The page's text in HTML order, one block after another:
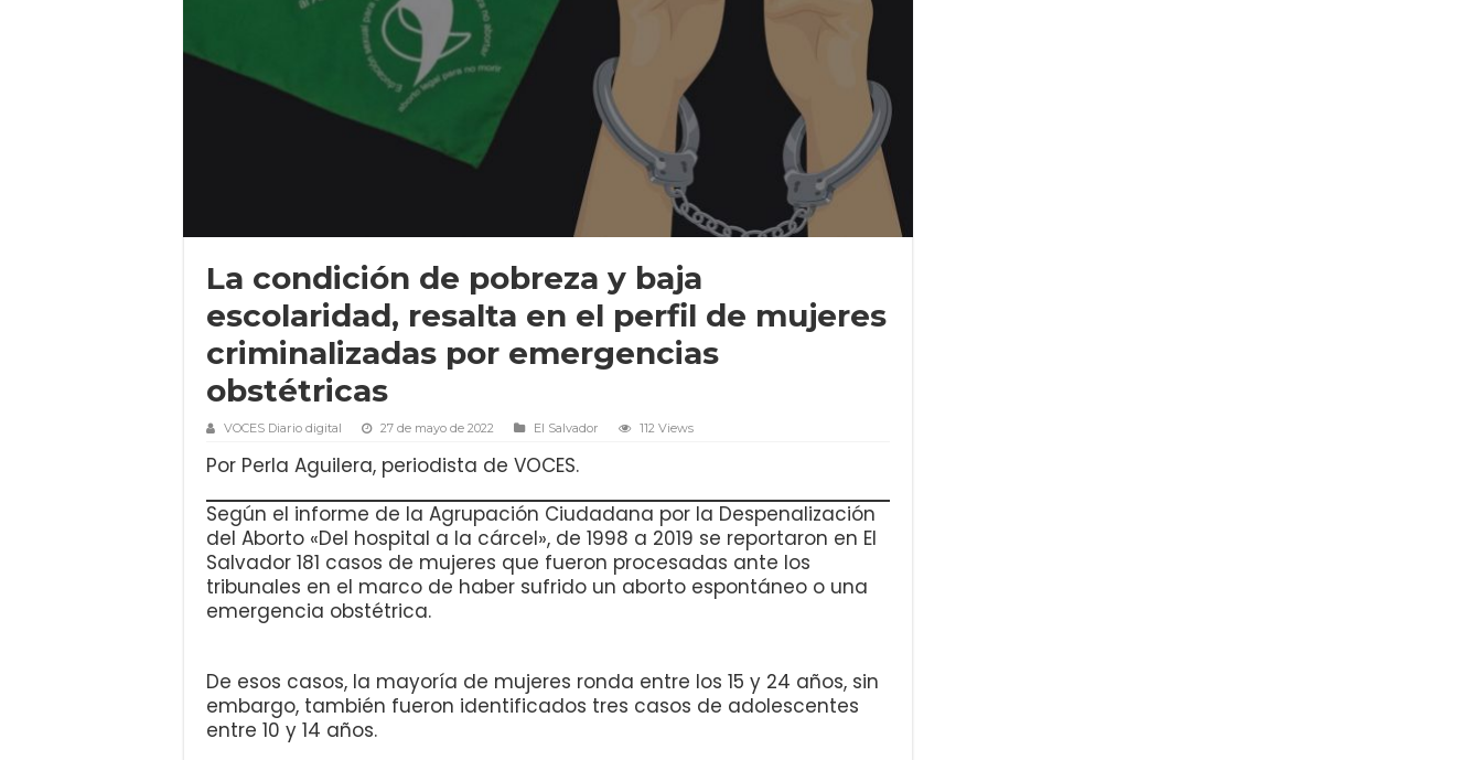
La condición de pobreza y baja
escolaridad, resalta en el perfil de mujeres
criminalizadas por emergencias
obstétricas
VOCES Diario digital 27 de mayo de 2022 El Salvador 112 Views
Por Perla Aguilera, periodista de VOCES.
Según el informe de la Agrupación Ciudadana por la Despenalización
del Aborto «Del hospital a la cárcel», de 1998 a 2019 se reportaron en El
Salvador 181 casos de mujeres que fueron procesadas ante los
tribunales en el marco de haber sufrido un aborto espontáneo o una
emergencia obstétrica.
De esos casos, la mayoría de mujeres ronda entre los 15 y 24 años, sin
embargo, también fueron identificados tres casos de adolescentes
entre 10 y 14 años.